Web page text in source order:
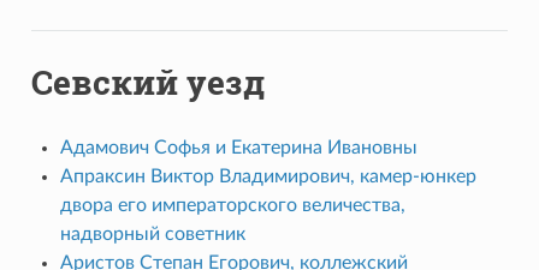
Севский уезд
Адамович Софья и Екатерина Ивановны
Апраксин Виктор Владимирович, камер-юнкер
двора его императорского величества,
надворный советник
Аристов Степан Егорович, коллежский